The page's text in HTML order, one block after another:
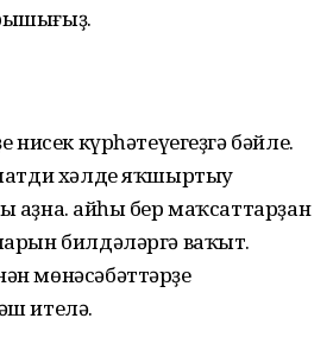
нисек күрһәтеүегеҙгә бәйле.
хәлде яҡшыртыу
Ҡайһы бер маҡсаттарҙан
билдәләргә ваҡыт.
мөнәсәбәттәрҙе
ителә.